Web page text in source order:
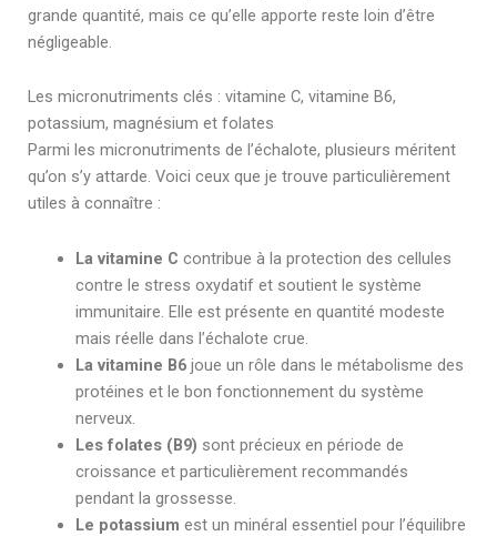
grande quantité, mais ce qu’elle apporte reste loin d’être
négligeable.
Les micronutriments clés : vitamine C, vitamine B6,
potassium, magnésium et folates
Parmi les micronutriments de l’échalote, plusieurs méritent
qu’on s’y attarde. Voici ceux que je trouve particulièrement
utiles à connaître :
La vitamine C contribue à la protection des cellules
contre le stress oxydatif et soutient le système
immunitaire. Elle est présente en quantité modeste
mais réelle dans l’échalote crue.
La vitamine B6 joue un rôle dans le métabolisme des
protéines et le bon fonctionnement du système
nerveux.
Les folates (B9) sont précieux en période de
croissance et particulièrement recommandés
pendant la grossesse.
Le potassium est un minéral essentiel pour l’équilibre